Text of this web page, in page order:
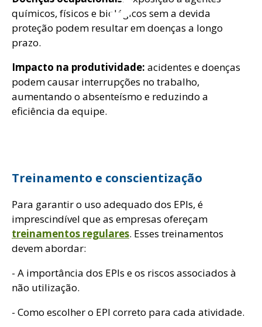
químicos, físicos e biológicos sem a devida
proteção podem resultar em doenças a longo
prazo.
Impacto na produtividade: acidentes e doenças
podem causar interrupções no trabalho,
aumentando o absenteísmo e reduzindo a
eficiência da equipe.
Treinamento e conscientização
Para garantir o uso adequado dos EPIs, é
imprescindível que as empresas ofereçam
treinamentos regulares. Esses treinamentos
devem abordar:
- A importância dos EPIs e os riscos associados à
não utilização.
- Como escolher o EPI correto para cada atividade.